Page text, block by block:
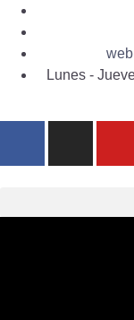
Lunes -